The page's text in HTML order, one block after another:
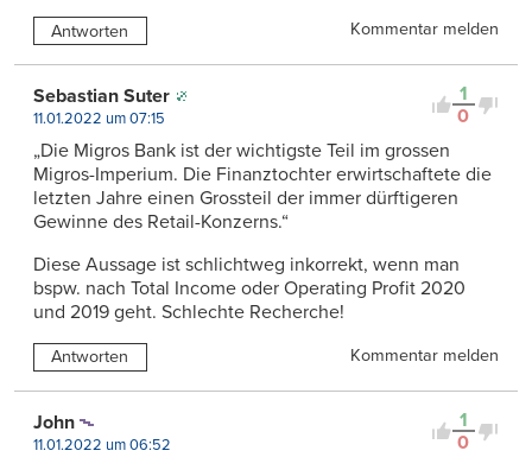
Antworten Kommentar melden
1
0
Sebastian Suter
11.01.2022 um 07:15
„Die Migros Bank ist der wichtigste Teil im grossen
Migros-Imperium. Die Finanztochter erwirtschaftete die
letzten Jahre einen Grossteil der immer dürftigeren
Gewinne des Retail-Konzerns.“
Diese Aussage ist schlichtweg inkorrekt, wenn man
bspw. nach Total Income oder Operating Profit 2020
und 2019 geht. Schlechte Recherche!
Antworten Kommentar melden
1
0
John
11.01.2022 um 06:52